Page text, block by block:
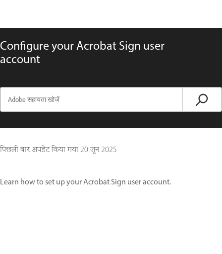
Configure your Acrobat Sign user
account
पिछली बार अपडेट किया गया20 जून 2025
Learn how to set up your Acrobat Sign user account.